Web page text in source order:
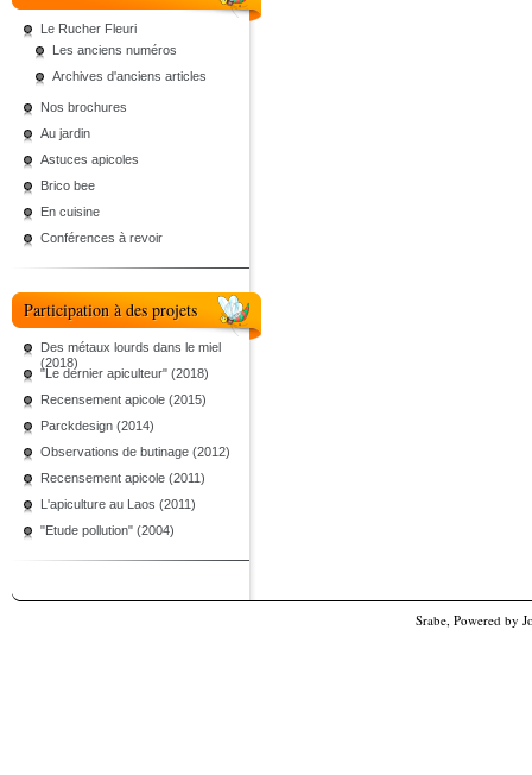
Le Rucher Fleuri
Les anciens numéros
Archives d'anciens articles
Nos brochures
Au jardin
Astuces apicoles
Brico bee
En cuisine
Conférences à revoir
Participation à des projets
Des métaux lourds dans le miel
(2018)
"Le dernier apiculteur" (2018)
Recensement apicole (2015)
Parckdesign (2014)
Observations de butinage (2012)
Recensement apicole (2011)
L'apiculture au Laos (2011)
"Etude pollution" (2004)
Srabe, Powered by